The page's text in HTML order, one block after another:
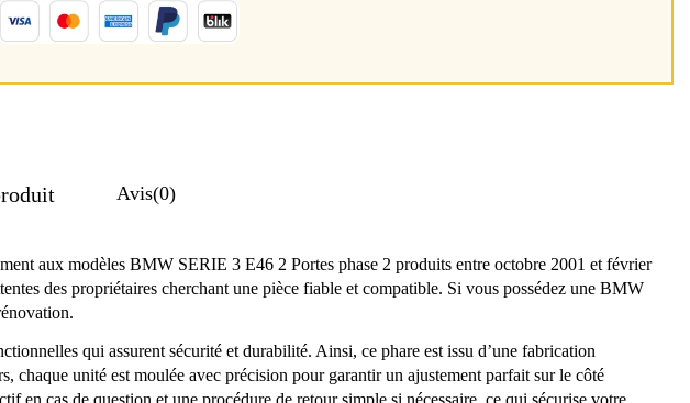
Avis(0)
aux modèles BMW SERIE 3 E46 2 Portes phase 2 produits entre octobre 2001 et février
des propriétaires cherchant une pièce fiable et compatible. Si vous possédez une BMW
qui assurent sécurité et durabilité. Ainsi, ce phare est issu d’une fabrication
chaque unité est moulée avec précision pour garantir un ajustement parfait sur le côté
en cas de question et une procédure de retour simple si nécessaire, ce qui sécurise votre